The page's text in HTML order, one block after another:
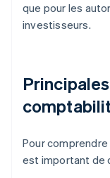
que pour les
investisseurs.
Pour
est important de